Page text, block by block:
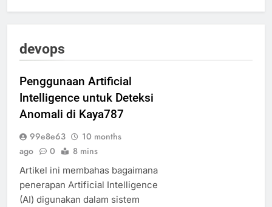
devops
Penggunaan Artificial
Intelligence untuk Deteksi
Anomali di Kaya787
99e8e63
10 months
ago
0 8 mins
Artikel ini membahas bagaimana
penerapan Artificial Intelligence
(AI) digunakan dalam sistem